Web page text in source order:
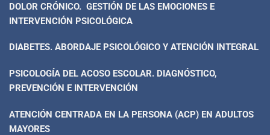
DOLOR CRÓNICO. GESTIÓN DE LAS EMOCIONES E
INTERVENCIÓN PSICOLÓGICA
DIABETES. ABORDAJE PSICOLÓGICO Y ATENCIÓN INTEGRAL
PSICOLOGÍA DEL ACOSO ESCOLAR. DIAGNÓSTICO,
PREVENCIÓN E INTERVENCIÓN
ATENCIÓN CENTRADA EN LA PERSONA (ACP) EN ADULTOS
MAYORES